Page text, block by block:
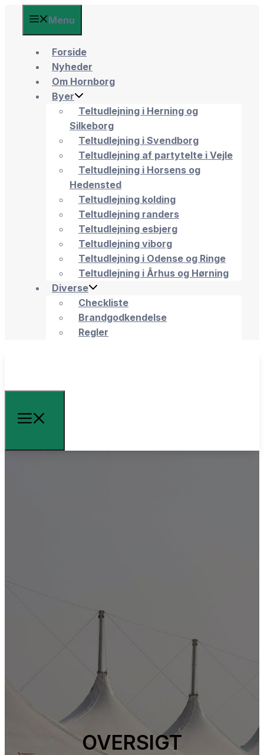
Menu
Forside
Nyheder
Om Hornborg
Byer
Teltudlejning i Herning og
Silkeborg
Teltudlejning i Svendborg
Teltudlejning af partytelte i Vejle
Teltudlejning i Horsens og
Hedensted
Teltudlejning kolding
Teltudlejning randers
Teltudlejning esbjerg
Teltudlejning viborg
Teltudlejning i Odense og Ringe
Teltudlejning i Århus og Hørning
Diverse
Checkliste
Brandgodkendelse
Regler
OVERSIGT